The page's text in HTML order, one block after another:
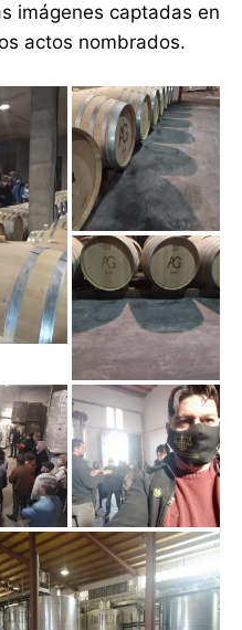
imágenes captadas en
actos nombrados.